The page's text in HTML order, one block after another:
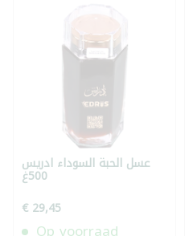
عسل الحبة السوداء ادريس
500غ
€ 29,45